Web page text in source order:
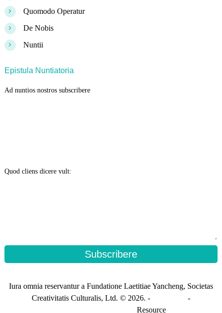
> Quomodo Operatur
> De Nobis
> Nuntii
Epistula Nuntiatoria
Ad nuntios nostros subscribere
Quod cliens dicere vult:
Subscribere
Iura omnia reservantur a Fundatione Laetitiae Yancheng, Societas
Creativitatis Culturalis, Ltd. © 2026. -
-
Resource